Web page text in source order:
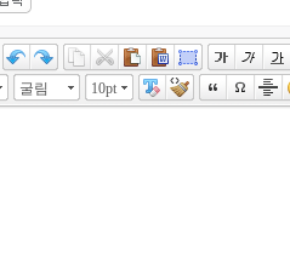
굴림 10pt